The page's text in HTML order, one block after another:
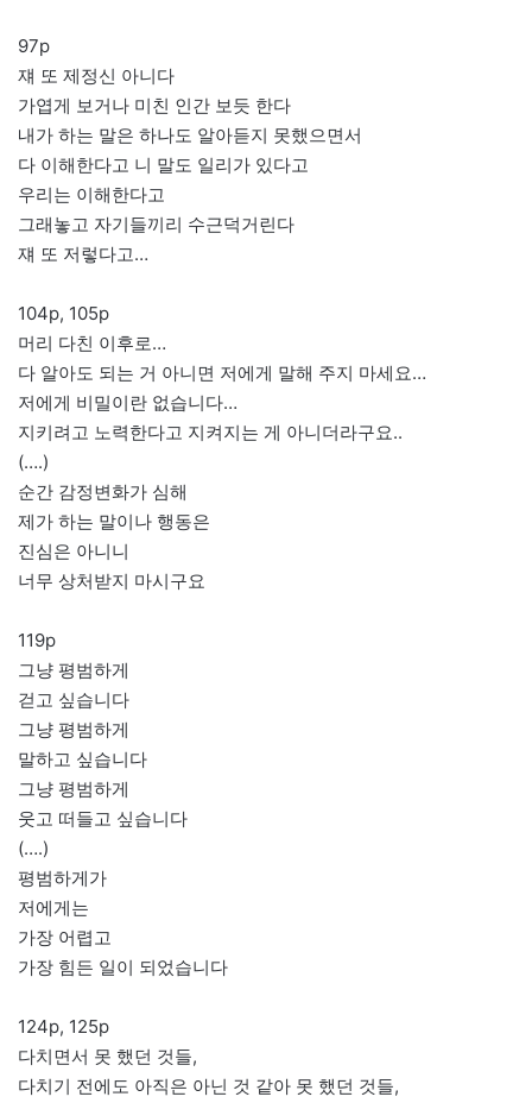
97p
쟤 또 제정신 아니다
가엽게 보거나 미친 인간 보듯 한다
내가 하는 말은 하나도 알아듣지 못했으면서
다 이해한다고 니 말도 일리가 있다고
우리는 이해한다고
그래놓고 자기들끼리 수근덕거린다
쟤 또 저렇다고…
104p, 105p
머리 다친 이후로…
다 알아도 되는 거 아니면 저에게 말해 주지 마세요…
저에게 비밀이란 없습니다…
지키려고 노력한다고 지켜지는 게 아니더라구요..
(….)
순간 감정변화가 심해
제가 하는 말이나 행동은
진심은 아니니
너무 상처받지 마시구요
119p
그냥 평범하게
걷고 싶습니다
그냥 평범하게
말하고 싶습니다
그냥 평범하게
웃고 떠들고 싶습니다
(….)
평범하게가
저에게는
가장 어렵고
가장 힘든 일이 되었습니다
124p, 125p
다치면서 못 했던 것들,
다치기 전에도 아직은 아닌 것 같아 못 했던 것들,